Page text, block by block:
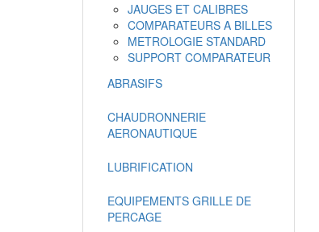
JAUGES ET CALIBRES
COMPARATEURS A BILLES
METROLOGIE STANDARD
SUPPORT COMPARATEUR
ABRASIFS
CHAUDRONNERIE
AERONAUTIQUE
LUBRIFICATION
EQUIPEMENTS GRILLE DE
PERCAGE